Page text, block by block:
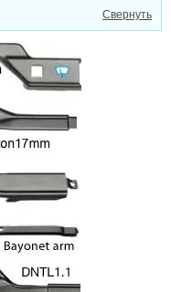
Свернуть